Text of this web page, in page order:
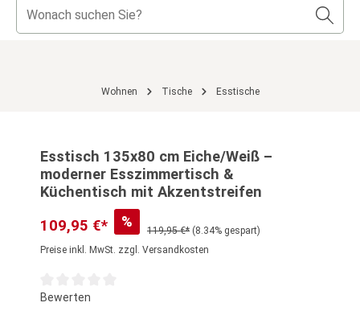
Wohnen Tische Esstische
Esstisch 135x80 cm Eiche/Weiß –
moderner Esszimmertisch &
Küchentisch mit Akzentstreifen
109,95 €*
%
119,95 €* (8.34% gespart)
Preise inkl. MwSt. zzgl. Versandkosten
Durchschnittliche Bewertung von 0 von 5 Sternen
Bewerten